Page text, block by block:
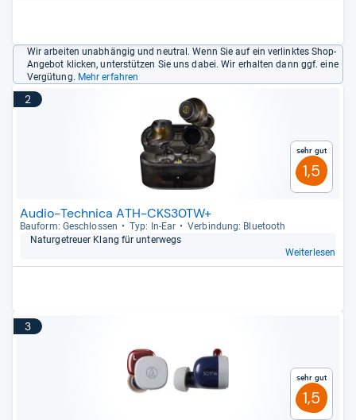
Wir arbeiten unabhängig und neutral. Wenn Sie auf ein verlinktes Shop-
Angebot klicken, unterstützen Sie uns dabei. Wir erhalten dann ggf. eine
Vergütung. Mehr erfahren
2
Sehr gut
1,5
Audio-Technica ATH-CKS30TW+
Bau­form: Geschlos­sen Typ: In-​Ear
Ver­bin­dung: Blue­tooth
Natur­ge­treuer Klang für unter­wegs
Weiterlesen
3
Sehr gut
1,5